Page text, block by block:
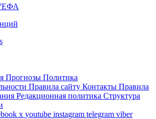
Прогнозы Политика
Правила сайту Контакты Правила
Редакционная политика Структура
x youtube instagram telegram viber